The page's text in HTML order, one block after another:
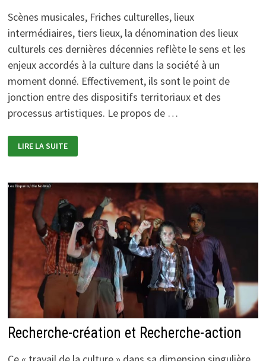
Scènes musicales, Friches culturelles, lieux
intermédiaires, tiers lieux, la dénomination des lieux
culturels ces dernières décennies reflète le sens et les
enjeux accordés à la culture dans la société à un
moment donné. Effectivement, ils sont le point de
jonction entre des dispositifs territoriaux et des
processus artistiques. Le propos de …
LIEUX
ENTRE
ET
PENSÉE
POLITIQUE
DE
CULTURE
LIRE LA SUITE
Recherche-création et Recherche-action